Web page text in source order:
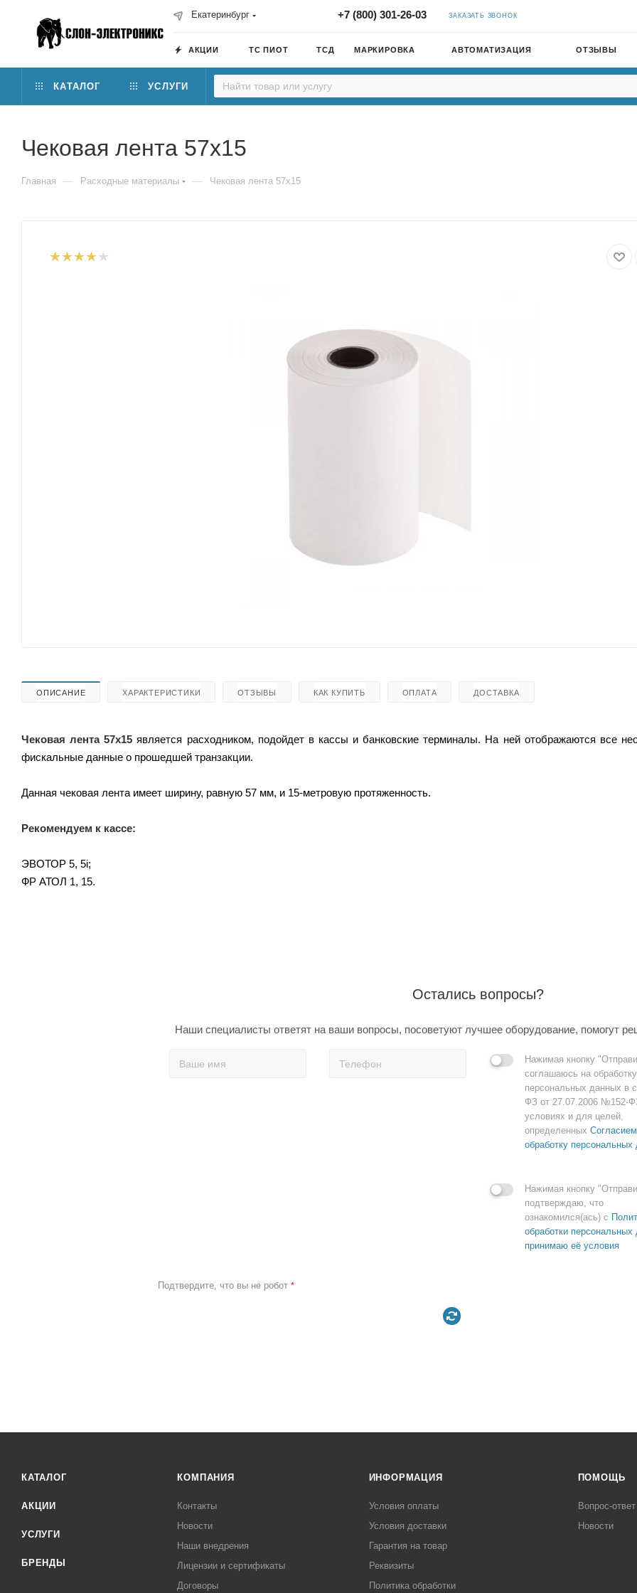
Екатеринбург +7 (800) 301-26-03 ЗАКАЗАТЬ ЗВОНОК
АКЦИИ ТС ПИОТ ТСД МАРКИРОВКА АВТОМАТИЗАЦИЯ ОТЗЫВЫ
КАТАЛОГ УСЛУГИ
Чековая лента 57х15
Главная — Расходные материалы — Чековая лента 57х15
ОПИСАНИЕ ХАРАКТЕРИСТИКИ ОТЗЫВЫ КАК КУПИТЬ ОПЛАТА ДОСТАВКА
Чековая лента 57х15 является расходником, подойдет в кассы и банковские терминалы. На ней отображаются все
фискальные данные о прошедшей транзакции.
Данная чековая лента имеет ширину, равную 57 мм, и 15-метровую протяженность.
Рекомендуем к кассе:
ЭВОТОР 5, 5i;
ФР АТОЛ 1, 15.
Остались вопросы?
Наши специалисты ответят на ваши вопросы, посоветуют лучшее оборудование, помогут
Нажимая кнопку
соглашаюсь на
персональных данных в
ФЗ от 27.07.2006 №152-
условиях и для целей,
определенных
обработку персональных
Нажимая кнопку
подтверждаю, что
ознакомился(ась) с
обработки персональных
принимаю её условия
Подтвердите, что вы не робот *
КАТАЛОГ
АКЦИИ
УСЛУГИ
БРЕНДЫ
КОМПАНИЯ
Контакты
Новости
Наши внедрения
Лицензии и сертификаты
Договоры
ИНФОРМАЦИЯ
Условия оплаты
Условия доставки
Гарантия на товар
Реквизиты
Политика обработки
ПОМОЩЬ
Вопрос-ответ
Новости